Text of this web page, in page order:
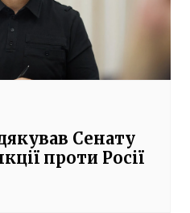
Сенату
проти Росії